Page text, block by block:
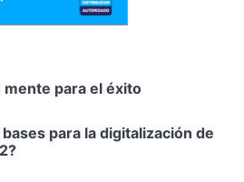
para el éxito
para la digitalización de